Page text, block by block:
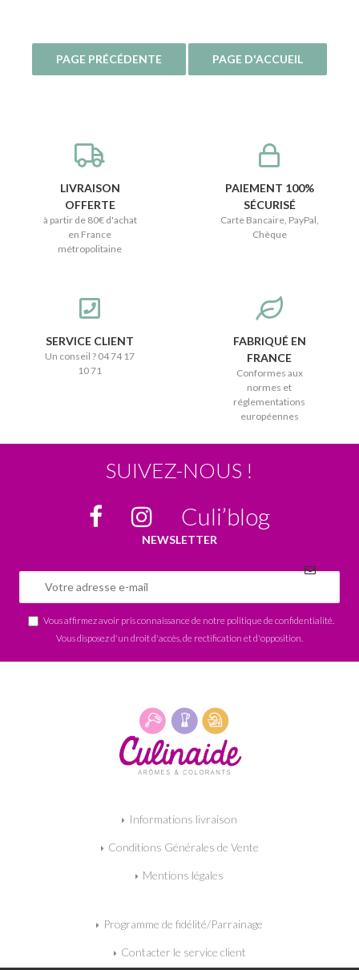
LIVRAISON
OFFERTE
à partir de 80€ d'achat
en France
métropolitaine
PAIEMENT 100%
SÉCURISÉ
Carte Bancaire, PayPal,
Chèque
SERVICE CLIENT
Un conseil ? 04 74 17
10 71
FABRIQUÉ EN
FRANCE
Conformes aux
normes et
réglementations
européennes
SUIVEZ-NOUS !
Culi’blog
NEWSLETTER
Vous affirmez avoir pris connaissance de notre politique de confidentialité
Vous disposez d'un droit d'accès, de rectification et d'opposition.
Informations livraison
Conditions Générales de Vente
Mentions légales
Programme de fidélité/Parrainage
Contacter le service client